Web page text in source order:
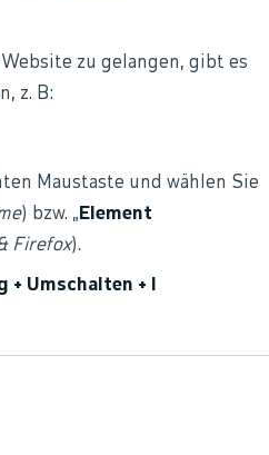
zu gelangen, gibt es
z. B:
Maustaste und wählen Sie
) bzw. „ Element
Firefox).
+ Umschalten + I